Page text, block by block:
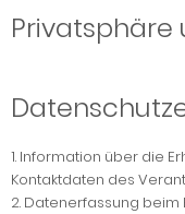
Privatsphäre
1. Information über die
Kontaktdaten des
2. Datenerfassung